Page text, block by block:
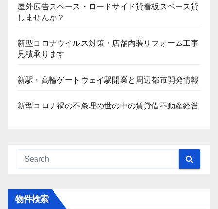
屋外広告スペース・ロードサイド貸看板スペース貸
しませんか？
新型コロナウイルス対策・店舗内装リフォーム工事
見積承ります
新駅・高輪ゲートウェイ駅開業と周辺都市開発情報
新型コロナ禍の不条理の世の中の賃貸借不動産経営
物件検索